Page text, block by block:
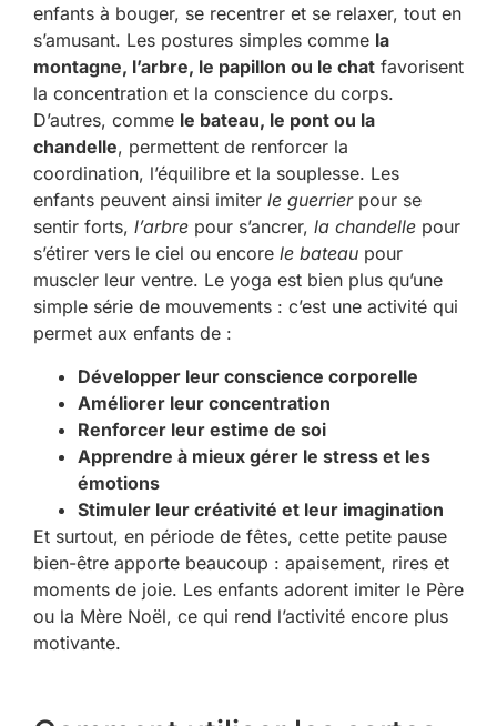
enfants à bouger, se recentrer et se relaxer, tout en
s’amusant. Les postures simples comme la
montagne, l’arbre, le papillon ou le chat favorisent
la concentration et la conscience du corps.
D’autres, comme le bateau, le pont ou la
chandelle, permettent de renforcer la
coordination, l’équilibre et la souplesse. Les
enfants peuvent ainsi imiter le guerrierpour se
sentir forts, l’arbre pour s’ancrer, la chandelle pour
s’étirer vers le ciel ou encore le bateau pour
muscler leur ventre. Le yoga est bien plus qu’une
simple série de mouvements : c’est une activité qui
permet aux enfants de :
Développer leur conscience corporelle
Améliorer leur concentration
Renforcer leur estime de soi
Apprendre à mieux gérer le stress et les
émotions
Stimuler leur créativité et leur imagination
Et surtout, en période de fêtes, cette petite pause
bien-être apporte beaucoup : apaisement, rires et
moments de joie. Les enfants adorent imiter le Père
ou la Mère Noël, ce qui rend l’activité encore plus
motivante.